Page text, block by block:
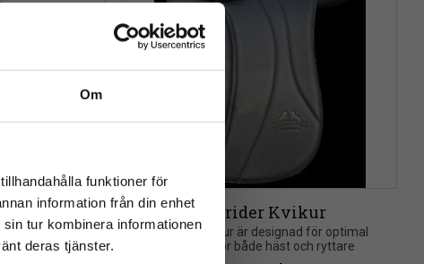
Om
funktioner för
information från din enhet
tur kombinera informationen
deras tjänster.
designad för
och ryttare
Töltrider Kvikur
Töltrider Kvikur är designad för optimal
komfort för både häst och ryttare
close